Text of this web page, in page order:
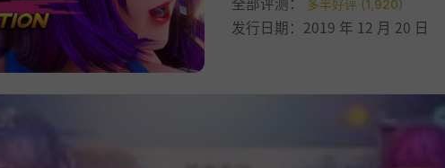
多半好评 (1,920)
发行日期：2019 年 12 月 20 日